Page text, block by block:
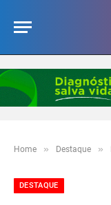
Home » Destaque »
DESTAQUE